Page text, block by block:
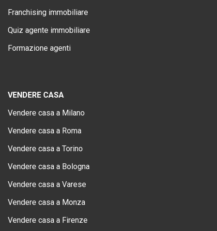
Franchising immobiliare
Quiz agente immobiliare
Formazione agenti
VENDERE CASA
Vendere casa a Milano
Vendere casa a Roma
Vendere casa a Torino
Vendere casa a Bologna
Vendere casa a Varese
Vendere casa a Monza
Vendere casa a Firenze